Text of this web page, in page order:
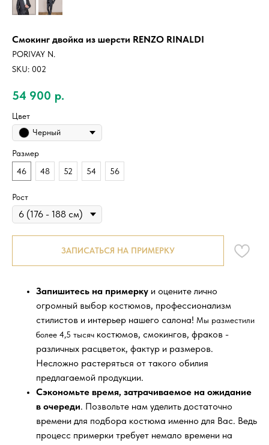
Смокинг двойка из шерсти RENZO RINALDI
PORIVAY N.
SKU: 002
54 900 р.
Цвет
Черный
Размер
46
48 52 54 56
Рост
ЗАПИСАТЬСЯ НА ПРИМЕРКУ
Запишитесь на примерку и оцените лично
огромный выбор костюмов, профессионализм
стилистов и интерьер нашего салона! Мы разместили
более 4,5 тысяч костюмов, смокингов, фраков -
различных расцветок, фактур и размеров.
Несложно растеряться от такого обилия
предлагаемой продукции.
Сэкономьте время, затрачиваемое на ожидание
в очереди. Позвольте нам уделить достаточно
времени для подбора костюма именно для Вас. Ведь
процесс примерки требует немало времени на